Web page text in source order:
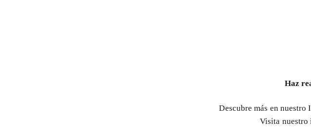
Haz
Descubre más en
Visita nuestro